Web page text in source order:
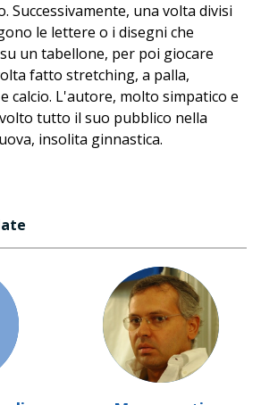
Successivamente, una volta divisi
le lettere o i disegni che
un tabellone, per poi giocare
fatto stretching, a palla,
calcio. L'autore, molto simpatico e
tutto il suo pubblico nella
insolita ginnastica.